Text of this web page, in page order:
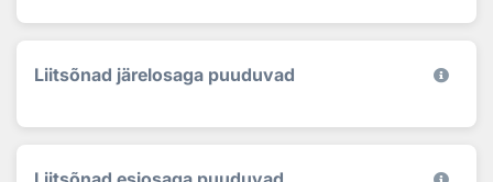
Liitsõnad järelosaga puuduvad